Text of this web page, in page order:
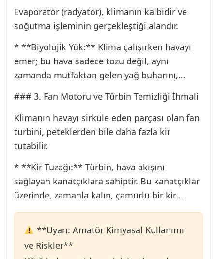
verilen yapışkan bir tabaka oluşturur. Bu
tabaka, bakteri (özellikle *Pseudomonas* ve
kaynağıdır. Koku, bu mikroorganizmaların
metabolik atıklarıdır.
* **Teknik Müdahale:** Uzman teknisyen,
hattı yüksek basınçlı hava veya özel kimyasal
kaynağını (çoğu zaman iç üniteye yakın kısım
veya dış drenaj ucu) gidermelidir.
Evaporatör (radyatör), klimanın kalbidir ve
soğutma işleminin gerçekleştiği alandır.
* **Biyolojik Yük:** Klima çalışırken havayı
emer; bu hava sadece tozu değil, aynı
zamanda mutfaktan gelen yağ buharını,
sigara dumanını ve organik partikülleri de
taşır. Bu partiküller, nemli Evaporatör
kanatçıklarına (finler) yapışır.
* **Isı Transferi ve Koku:** Bu birikim, hem
cihazın ısı transfer verimliliğini (enerji
oluşumuna zemin hazırlar. Klimayı ilk
açtığınızda yoğunlaşan koku, fanın bu kirli
yüzeyden havayı hızlıca çekmesiyle ortaya
çıkar.
temizliği bu kirliliği gidermez. Evaporatörün
### 3. Fan Motoru ve Türbin Temizliği İhmali
Klimanın havayı sirküle eden parçası olan fan
türbini, peteklerden bile daha fazla kir
tutabilir.
* **Kir Tuzağı:** Türbin, hava akışını
sağlayan kanatçıklara sahiptir. Bu kanatçıklar
üzerinde, zamanla kalın, çamurlu bir kir
katmanı oluşur. Bu kir, hava nemlendikçe
nemlenir ve küf kokusunun en büyük kaynağı
haline gelir.
**Uyarı: Amatör Kimyasal Kullanımı
ve Riskler**